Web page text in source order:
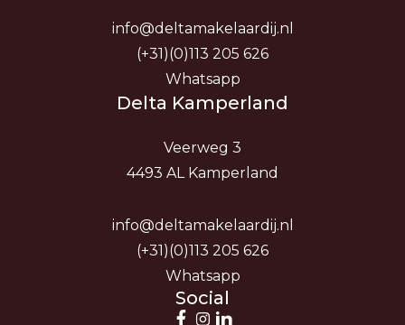
info@deltamakelaardij.nl
(+31)(0)113 205 626
Whatsapp
Delta Kamperland
Veerweg 3
4493 AL Kamperland
info@deltamakelaardij.nl
(+31)(0)113 205 626
Whatsapp
Social